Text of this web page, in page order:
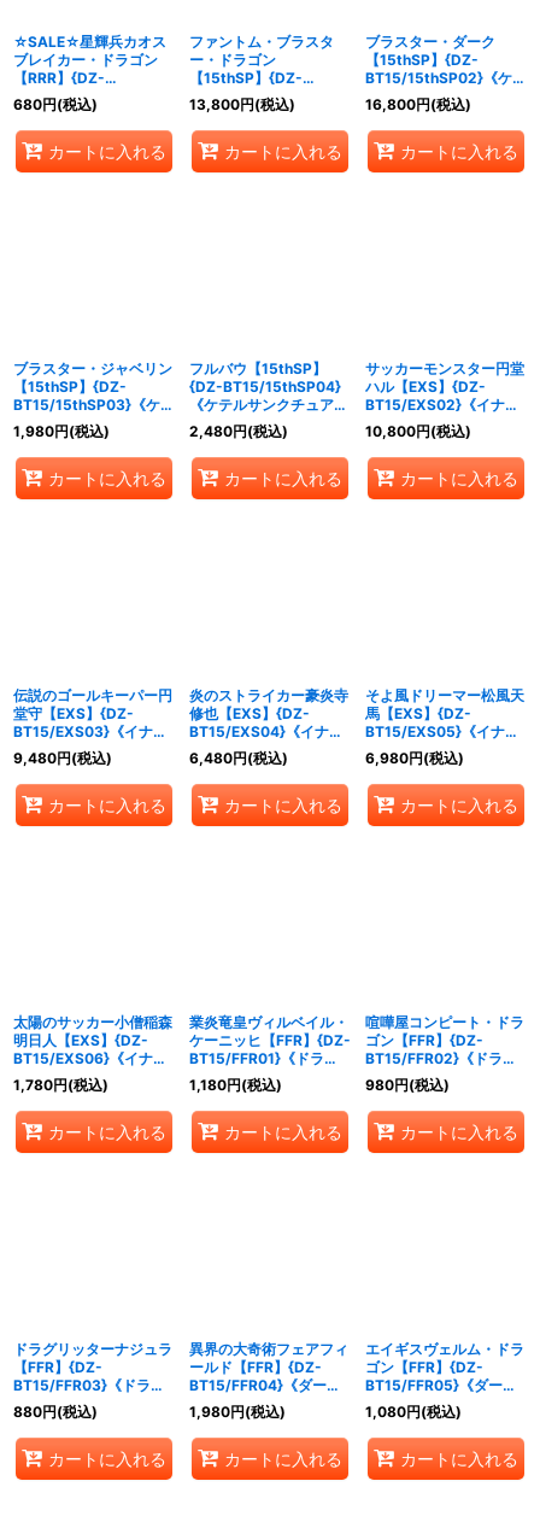
☆SALE☆星輝兵カオス
ブレイカー・ドラゴン
【RRR】{DZ-
BT15/010}《ブラントゲ
ート》
680円(税込)
カートに入れる
ファントム・ブラスタ
ー・ドラゴン
【15thSP】{DZ-
BT15/15thSP01}《ケテ
ルサンクチュアリ》
13,800円(税込)
カートに入れる
ブラスター・ダーク
【15thSP】{DZ-
BT15/15thSP02}《ケテ
ルサンクチュアリ》
16,800円(税込)
カートに入れる
ブラスター・ジャベリン
【15thSP】{DZ-
BT15/15thSP03}《ケテ
ルサンクチュアリ》
1,980円(税込)
カートに入れる
フルバウ【15thSP】
{DZ-BT15/15thSP04}
《ケテルサンクチュア
リ》
2,480円(税込)
カートに入れる
サッカーモンスター円堂
ハル【EXS】{DZ-
BT15/EXS02}《イナズ
マイレブン》
10,800円(税込)
カートに入れる
伝説のゴールキーパー円
堂守【EXS】{DZ-
BT15/EXS03}《イナズ
マイレブン》
9,480円(税込)
カートに入れる
炎のストライカー豪炎寺
修也【EXS】{DZ-
BT15/EXS04}《イナズ
マイレブン》
6,480円(税込)
カートに入れる
そよ風ドリーマー松風天
馬【EXS】{DZ-
BT15/EXS05}《イナズ
マイレブン》
6,980円(税込)
カートに入れる
太陽のサッカー小僧稲森
明日人【EXS】{DZ-
BT15/EXS06}《イナズ
マイレブン》
1,780円(税込)
カートに入れる
業炎竜皇ヴィルベイル・
ケーニッヒ【FFR】{DZ-
BT15/FFR01}《ドラゴ
ンエンパイア》
1,180円(税込)
カートに入れる
喧嘩屋コンピート・ドラ
ゴン【FFR】{DZ-
BT15/FFR02}《ドラゴ
ンエンパイア》
980円(税込)
カートに入れる
ドラグリッターナジュラ
【FFR】{DZ-
BT15/FFR03}《ドラゴ
ンエンパイア》
880円(税込)
カートに入れる
異界の大奇術フェアフィ
ールド【FFR】{DZ-
BT15/FFR04}《ダーク
ステイツ》
1,980円(税込)
カートに入れる
エイギスヴェルム・ドラ
ゴン【FFR】{DZ-
BT15/FFR05}《ダーク
ステイツ》
1,080円(税込)
カートに入れる